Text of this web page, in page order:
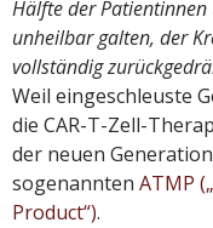
Hälfte der
unheilbar galten, der
vollständig
Weil eingeschleuste
die CAR-T-Zell-
der neuen
sogenannten ATMP
Product“).